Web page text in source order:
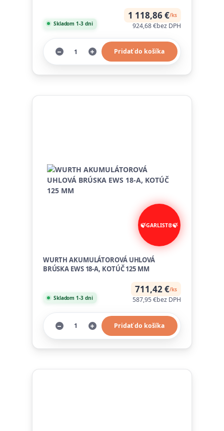
1 118,86 €/ks
924,68 €bez DPH
Skladom 1-3 dni
Pridať do košíka
WURTH AKUMULÁTOROVÁ UHLOVÁ
BRÚSKA EWS 18-A, KOTÚČ 125 MM
711,42 €/ks
587,95 €bez DPH
Skladom 1-3 dni
Pridať do košíka